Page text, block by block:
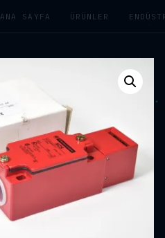
ANA SAYFA ÜRÜNLER